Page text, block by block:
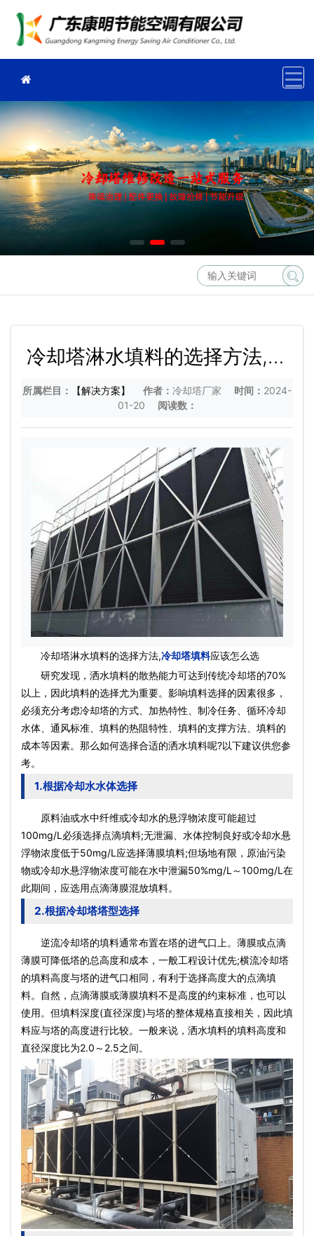
冷却塔淋水填料的选择方法,冷
却塔填料应该怎么选
所属栏目： 【解决方案】 作者： 冷却塔厂家 时间： 2024-
01-20
阅读数：
冷却塔淋水填料的选择方法,冷却塔填料应该怎么选
研究发现，洒水填料的散热能力可达到传统冷却塔的70%
以上，因此填料的选择尤为重要。影响填料选择的因素很多，
必须充分考虑冷却塔的方式、加热特性、制冷任务、循环冷却
水体、通风标准、填料的热阻特性、填料的支撑方法、填料的
成本等因素。那么如何选择合适的洒水填料呢?以下建议供您参
考。
1.根据冷却水水体选择
原料油或水中纤维或冷却水的悬浮物浓度可能超过
100mg/L必须选择点滴填料;无泄漏、水体控制良好或冷却水悬
浮物浓度低于50mg/L应选择薄膜填料;但场地有限，原油污染
物或冷却水悬浮物浓度可能在水中泄漏50%mg/L～100mg/L在
此期间，应选用点滴薄膜混放填料。
2.根据冷却塔塔型选择
逆流冷却塔的填料通常布置在塔的进气口上。薄膜或点滴
薄膜可降低塔的总高度和成本，一般工程设计优先;横流冷却塔
的填料高度与塔的进气口相同，有利于选择高度大的点滴填
料。自然，点滴薄膜或薄膜填料不是高度的约束标准，也可以
使用。但填料深度(直径深度)与塔的整体规格直接相关，因此填
料应与塔的高度进行比较。一般来说，洒水填料的填料高度和
直径深度比为2.0～2.5之间。